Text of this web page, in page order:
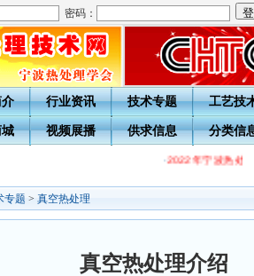
密码：
行业资讯 技术专题 工艺技
视频展播 供求信息 分类信
·2022年宁波热处
专题 > 真空热处理
真空热处理介绍